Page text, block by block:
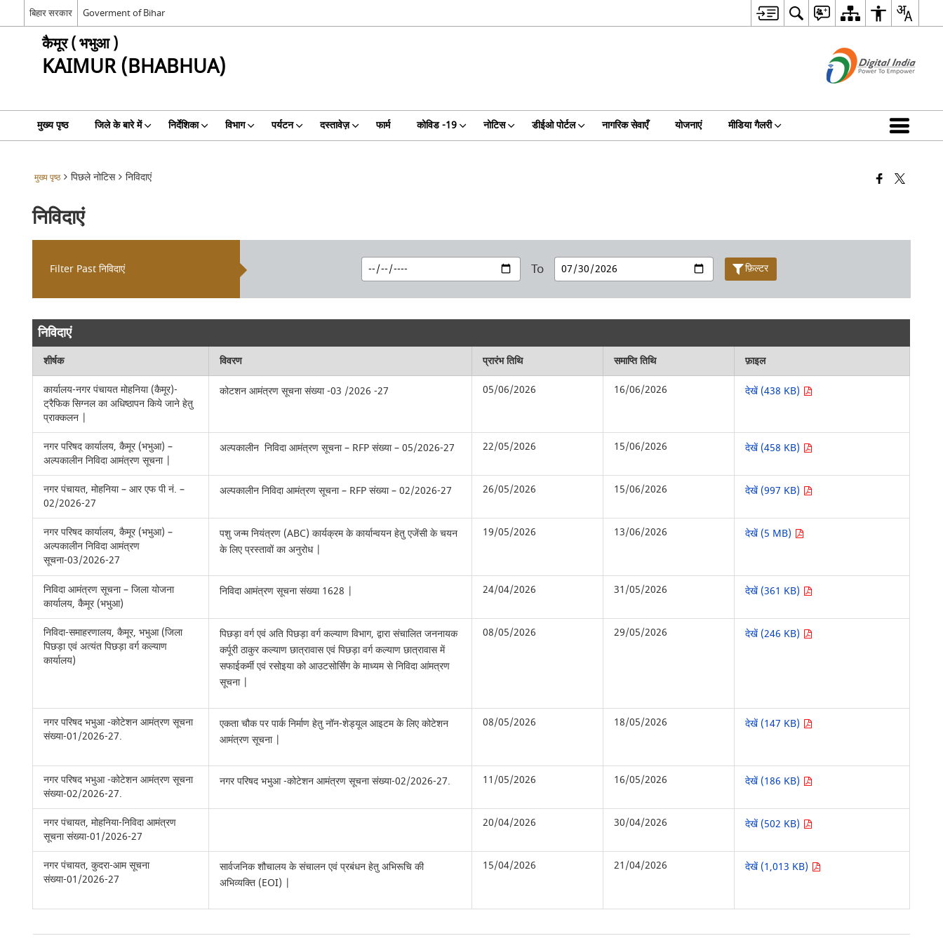
बिहार सरकार Goverment of Bihar
कैमूर ( भभुआ )
KAIMUR (BHABHUA)
मुख्य पृष्ठ जिले के बारे में निर्देशिका विभाग पर्यटन दस्तावेज़ फार्म कोविड -19 नोटिस डीईओ पोर्टल नागरिक सेवाएँ योजनाएं मीडिया गैलरी
मुख्य पृष्ठ पिछले नोटिस निविदाएं
निविदाएं
Filter Past निविदाएं To फ़िल्टर
निविदाएं
शीर्षक विवरण प्रारंभ तिथि समाप्ति तिथि
फ़ाइल
कार्यालय-नगर पंचायत मोहनिया (कैमूर)-
ट्रैफिक सिग्नल का अधिष्ठापन किये जाने हेतु
प्राक्कलन |
कोटशन आमंत्रण सूचना संख्या -03 /2026 -27 05/06/2026 16/06/2026 देखें (438 KB)
नगर परिषद कार्यालय, कैमूर (भभुआ) –
अल्पकालीन निविदा आमंत्रण सूचना |
अल्पकालीन निविदा आमंत्रण सूचना – RFP संख्या – 05/2026-27 22/05/2026 15/06/2026 देखें (458 KB)
नगर पंचायत, मोहनिया – आर एफ पी नं. –
02/2026-27
अल्पकालीन निविदा आमंत्रण सूचना – RFP संख्या – 02/2026-27 26/05/2026 15/06/2026 देखें (997 KB)
नगर परिषद कार्यालय, कैमूर (भभुआ) –
अल्पकालीन निविदा आमंत्रण
सूचना-03/2026-27
पशु जन्म नियंत्रण (ABC) कार्यक्रम के कार्यान्वयन हेतु एजेंसी के चयन
के लिए प्रस्तावों का अनुरोध |
19/05/2026 13/06/2026 देखें (5 MB)
निविदा आमंत्रण सूचना – जिला योजना
कार्यालय, कैमूर (भभुआ)
निविदा आमंत्रण सूचना संख्या 1628 | 24/04/2026 31/05/2026 देखें (361 KB)
निविदा-समाहरणालय, कैमूर, भभुआ (जिला
पिछड़ा एवं अत्यंत पिछड़ा वर्ग कल्याण
कार्यालय)
पिछड़ा वर्ग एवं अति पिछड़ा वर्ग कल्याण विभाग, द्वारा संचालित जननायक
कर्पूरी ठाकुर कल्याण छात्रावास एवं पिछड़ा वर्ग कल्याण छात्रावास में
सफाईकर्मी एवं रसोइया को आउटसोर्सिंग के माध्यम से निविदा आंमत्रण
सूचना |
08/05/2026 29/05/2026 देखें (246 KB)
नगर परिषद भभुआ -कोटेशन आमंत्रण सूचना
संख्या-01/2026-27.
एकता चौक पर पार्क निर्माण हेतु नॉन-शेड्यूल आइटम के लिए कोटेशन
आमंत्रण सूचना |
08/05/2026 18/05/2026 देखें (147 KB)
नगर परिषद भभुआ -कोटेशन आमंत्रण सूचना
संख्या-02/2026-27.
नगर परिषद भभुआ -कोटेशन आमंत्रण सूचना संख्या-02/2026-27. 11/05/2026 16/05/2026 देखें (186 KB)
नगर पंचायत, मोहनिया-निविदा आमंत्रण
सूचना संख्या-01/2026-27
20/04/2026 30/04/2026 देखें (502 KB)
नगर पंचायत, कुदरा-आम सूचना
संख्या-01/2026-27
सार्वजनिक शौचालय के संचालन एवं प्रबंधन हेतु अभिरूचि की
अभिव्यक्ति (EOI) |
15/04/2026 21/04/2026 देखें (1,013 KB)